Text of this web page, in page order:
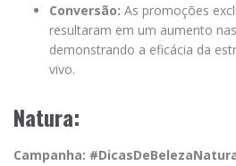
Conversão: As promoções
resultaram em um aumento
demonstrando a eficácia da
vivo.
Natura:
Campanha: